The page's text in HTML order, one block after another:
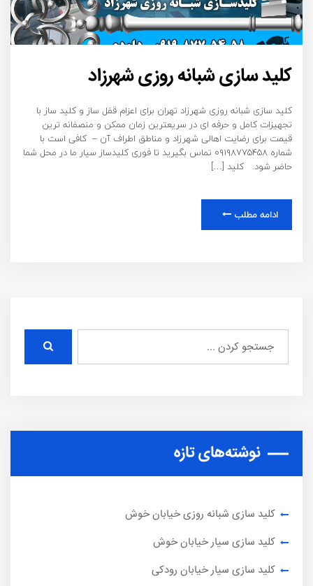
کلید سازی شبانه روزی شهرزاد
کلید سازی شبانه روزی شهرزاد تهران برای اعزام قفل ساز و کلید ساز با
تجهیزات کامل و حرفه ای در سریعترین زمان ممکن و منصفانه ترین
قیمت برای رضایت اهالی شهرزاد و مناطق اطراف آن – کافی است با
شماره ۰۹۱۹۸۷۷۵۴۵۸ تماس بگیرید تا فوری کلیدساز سیار ما در محل شما
حاضر شود. کلید […]
ادامه مطلب
نوشته‌های تازه
کلید سازی شبانه روزی خیابان خوش
کلید سازی سیار خیابان خوش
کلید سازی سیار خیابان رودکی